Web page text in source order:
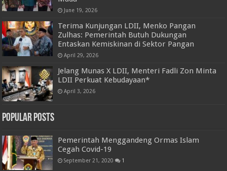
June 19, 2026
Terima Kunjungan LDII, Menko Pangan
Zulhas: Pemerintah Butuh Dukungan
Entaskan Kemiskinan di Sektor Pangan
April 29, 2026
Jelang Munas X LDII, Menteri Fadli Zon Minta
LDII Perkuat Kebudayaan*
April 3, 2026
Popular Posts
Pemerintah Menggandeng Ormas Islam
Cegah Covid-19
September 21, 2020 1